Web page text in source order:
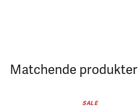
Matchende produkter
SALE